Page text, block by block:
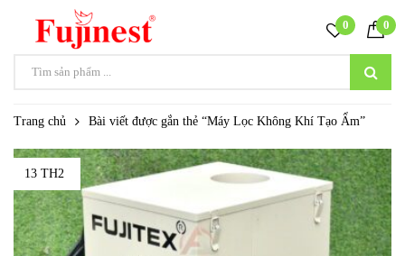
0 0
Trang chủ Bài viết được gắn thẻ “Máy Lọc Không Khí Tạo Ẩm”
13 TH2